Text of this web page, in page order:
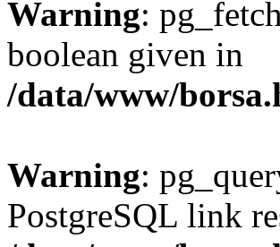
Warning:
boolean given in
/data/www/
Warning:
PostgreSQL link